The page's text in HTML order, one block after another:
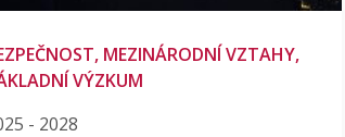
MEZINÁRODNÍ VZTAHY,
VÝZKUM
- 2028